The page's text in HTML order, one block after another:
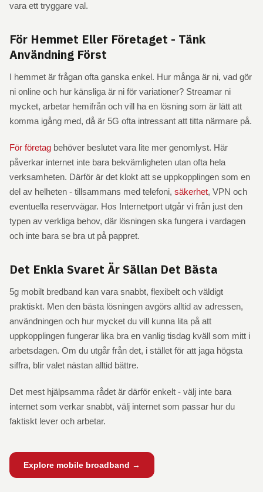
vara ett tryggare val.
För Hemmet Eller Företaget - Tänk
Användning Först
I hemmet är frågan ofta ganska enkel. Hur många är ni, vad gör
ni online och hur känsliga är ni för variationer? Streamar ni
mycket, arbetar hemifrån och vill ha en lösning som är lätt att
komma igång med, då är 5G ofta intressant att titta närmare på.
För företag behöver beslutet vara lite mer genomlyst. Här
påverkar internet inte bara bekvämligheten utan ofta hela
verksamheten. Därför är det klokt att se uppkopplingen som en
del av helheten - tillsammans med telefoni, säkerhet, VPN och
eventuella reservvägar. Hos Internetport utgår vi från just den
typen av verkliga behov, där lösningen ska fungera i vardagen
och inte bara se bra ut på pappret.
Det Enkla Svaret Är Sällan Det Bästa
5g mobilt bredband kan vara snabbt, flexibelt och väldigt
praktiskt. Men den bästa lösningen avgörs alltid av adressen,
användningen och hur mycket du vill kunna lita på att
uppkopplingen fungerar lika bra en vanlig tisdag kväll som mitt i
arbetsdagen. Om du utgår från det, i stället för att jaga högsta
siffra, blir valet nästan alltid bättre.
Det mest hjälpsamma rådet är därför enkelt - välj inte bara
internet som verkar snabbt, välj internet som passar hur du
faktiskt lever och arbetar.
Explore mobile broadband →